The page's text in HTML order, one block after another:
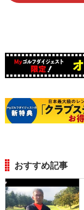
おすすめ記事